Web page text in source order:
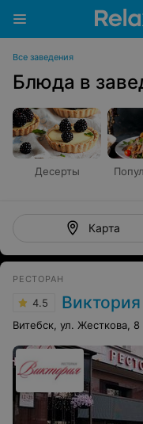
Все заведения
Блюда в
Десерты
Карта
РЕСТОРАН
4.5 Виктория
Витебск, ул. Жесткова, 8